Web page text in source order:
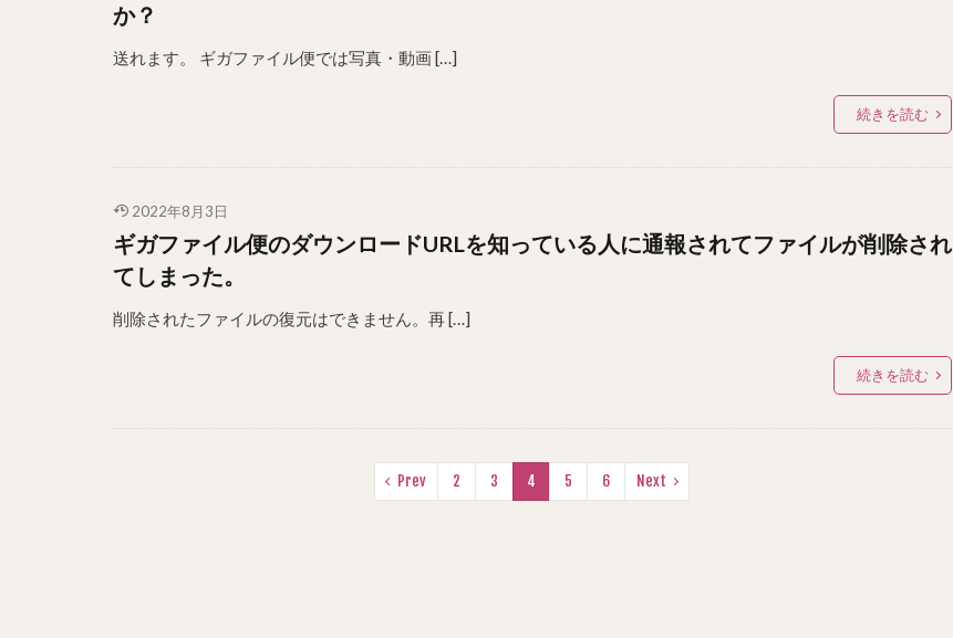
か？
送れます。 ギガファイル便では写真・動画 […]
続きを読む
2022年8月3日
ギガファイル便のダウンロードURLを知っている人に通報されてファイルが削除され
てしまった。
削除されたファイルの復元はできません。再 […]
続きを読む
Prev 2 3 4 5 6 Next